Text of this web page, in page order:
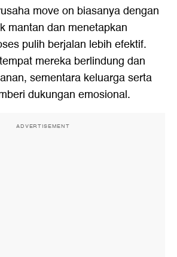
move on biasanya dengan
mantan dan menetapkan
pulih berjalan lebih efektif.
mereka berlindung dan
sementara keluarga serta
dukungan emosional.
ADVERTISEMENT